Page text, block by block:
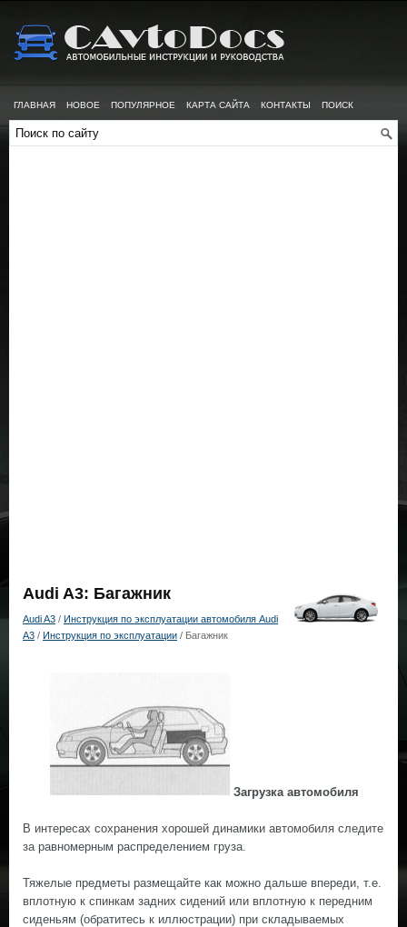
ГЛАВНАЯ НОВОЕ ПОПУЛЯРНОЕ КАРТА САЙТА КОНТАКТЫ ПОИСК
Audi A3: Багажник
Audi A3 / Инструкция по эксплуатации автомобиля Audi
A3 / Инструкция по эксплуатации / Багажник
Загрузка автомобиля
В интересах сохранения хорошей динамики автомобиля следите
за равномерным распределением груза.
Тяжелые предметы размещайте как можно дальше впереди, т.е.
вплотную к спинкам задних сидений или вплотную к передним
сиденьям (обратитесь к иллюстрации) при складываемых